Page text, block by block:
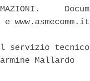
servizio tecnico
Mallardo